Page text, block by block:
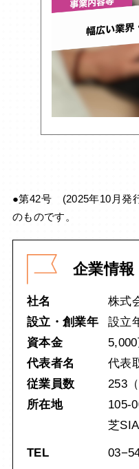
●第42号 (2025年10月発
のものです。
企業情報
社名
株式
設立・創業年
設立
資本金
代表者名
代表
従業員数
253
所在地
105-
芝
TEL